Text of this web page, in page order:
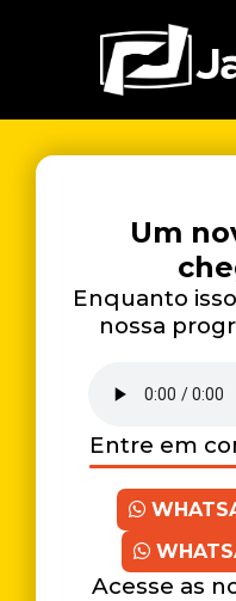
Um
Enquanto
nossa
Entre em
Acesse as